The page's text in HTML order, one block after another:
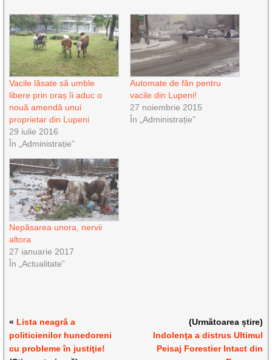
Vacile lăsate să umble
libere prin oraș îi aduc o
nouă amendă unui
proprietar din Lupeni
29 iulie 2016
În „Administrație”
Automate de fân pentru
vacile din Lupeni!
27 noiembrie 2015
În „Administrație”
Nepăsarea unora, nervii
altora
27 ianuarie 2017
În „Actualitate”
« Lista neagră a
politicienilor hunedoreni
cu probleme în justiţie!
(Următoarea știre)
Indolenţa a distrus Ultimul
Peisaj Forestier Intact din